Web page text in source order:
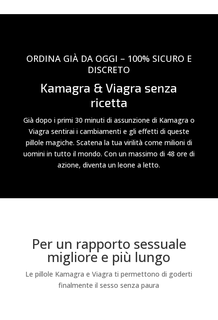
ORDINA GIÀ DA OGGI – 100% SICURO E
DISCRETO
Kamagra & Viagra senza
ricetta
Già dopo i primi 30 minuti di assunzione di Kamagra o
Viagra sentirai i cambiamenti e gli effetti di queste
pillole magiche. Scatena la tua virilità come milioni di
uomini in tutto il mondo. Con un massimo di 48 ore di
azione, diventa un leone a letto.
Per un rapporto sessuale
migliore e più lungo
Le pillole Kamagra e Viagra ti permettono di goderti
finalmente il sesso senza paura